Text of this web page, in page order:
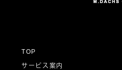
TOP
サービス案内